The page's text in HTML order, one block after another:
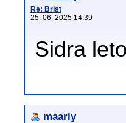
Re: Brist
25. 06. 2025 14:39
Sidra
maarly